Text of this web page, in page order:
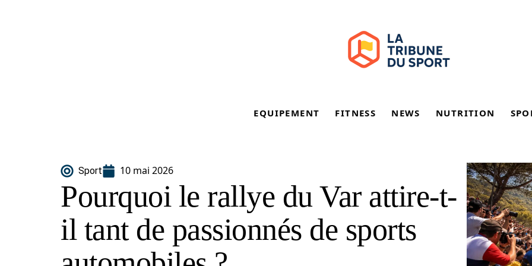
EQUIPEMENT FITNESS NEWS NUTRITION
Sport 10 mai 2026
Pourquoi le rallye du Var attire-t-
il tant de passionnés de sports